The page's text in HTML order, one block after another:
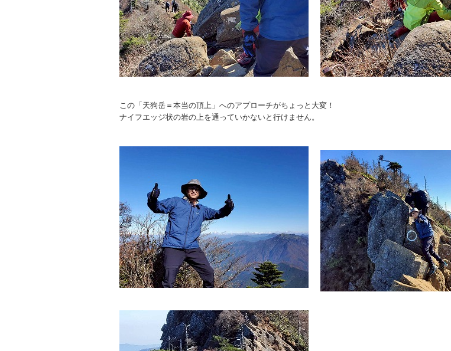
この「天狗岳＝本当の頂上」へのアプローチがちょっと大変！
ナイフエッジ状の岩の上を通っていかないと行けません。